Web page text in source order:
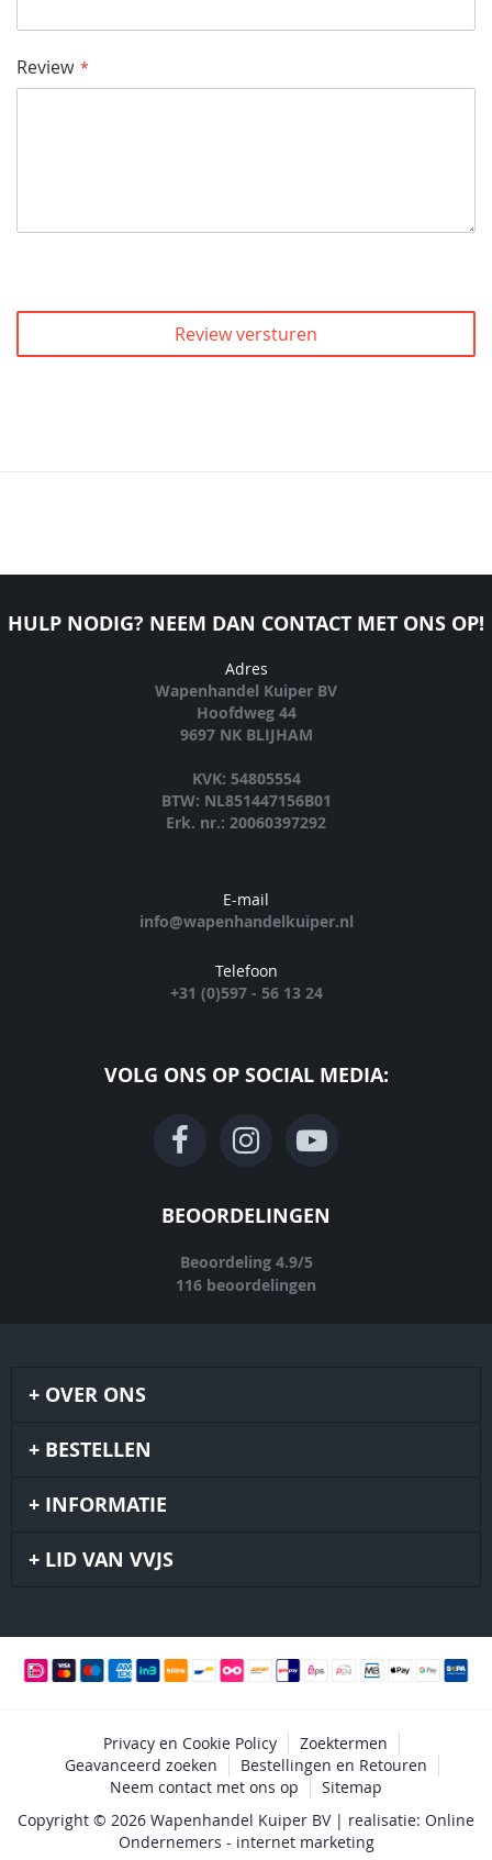
Review
Review versturen
HULP NODIG? NEEM DAN CONTACT MET ONS OP!
Adres
Wapenhandel Kuiper BV
Hoofdweg 44
9697 NK BLIJHAM
KVK: 54805554
BTW: NL851447156B01
Erk. nr.: 20060397292
E-mail
info@wapenhandelkuiper.nl
Telefoon
+31 (0)597 - 56 13 24
VOLG ONS OP SOCIAL MEDIA:
BEOORDELINGEN
Beoordeling 4.9/5
116 beoordelingen
OVER ONS
BESTELLEN
INFORMATIE
LID VAN VVJS
Privacy en Cookie Policy
Zoektermen
Geavanceerd zoeken
Bestellingen en Retouren
Neem contact met ons op
Sitemap
Copyright © 2026 Wapenhandel Kuiper BV | realisatie: Online
Ondernemers - internet marketing